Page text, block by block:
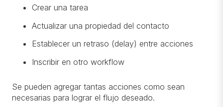
Crear una tarea
Actualizar una propiedad del contacto
Establecer un retraso (delay) entre acciones
Inscribir en otro workflow
Se pueden agregar tantas acciones como sean
necesarias para lograr el flujo deseado.